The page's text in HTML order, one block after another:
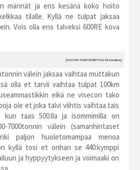
männät ja ens kesänä koko hoito
tilalle. Kyllä ne tulpat jaksaa
Vois olla ens talveksi 600RE kova
[%23.%01.%2007 kti2007 %21:%tammikuu]
välein jaksaa vaihtaa muttakun
olla et tarvii vaihtaa tulpat 100km
eikä ne visecon tako
ole et joka talvi viihtis vaihtaa tais
kun taas 500:lla ja isommimilla on
7000tonnin välein (samanhintaset
paljon huoletomampaa menoa
kyllä tosi et onhan se 440:kymppi
ja hyppyytykseen ja voimaaki on